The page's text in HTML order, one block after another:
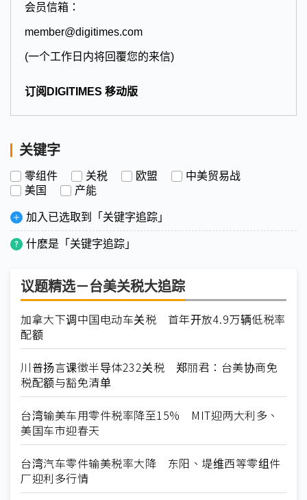
会员信箱：
member@digitimes.com
(一个工作日内将回覆您的来信)
订阅DIGITIMES 移动版
关键字
零组件 关税 欧盟
中美贸易战
美国
产能
加入已选取到「关键字追踪」
什麽是「关键字追踪」
议题精选－台美关税大追踪
加拿大下调中国电动车关税 首年开放4.9万辆低税率
配额
川普扬言课徵半导体232关税 郑丽君：台美协商免
税配额与豁免清单
台湾输美车用零件税率降至15% MIT迎两大利多、
美国车市迎春天
台湾汽车零件输美税率大降 东阳、堤维西等零组件
厂迎利多行情